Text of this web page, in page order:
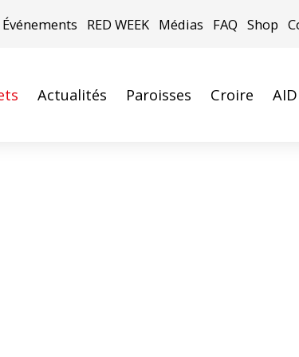
Événements RED WEEK Médias FAQ Shop
Actualités Paroisses Croire